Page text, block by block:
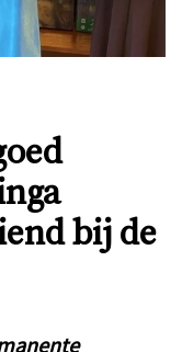
bij de